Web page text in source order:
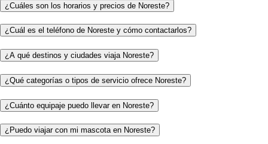
¿Cuáles son los horarios y precios de Noreste?
¿Cuál es el teléfono de Noreste y cómo contactarlos?
¿A qué destinos y ciudades viaja Noreste?
¿Qué categorías o tipos de servicio ofrece Noreste?
¿Cuánto equipaje puedo llevar en Noreste?
¿Puedo viajar con mi mascota en Noreste?